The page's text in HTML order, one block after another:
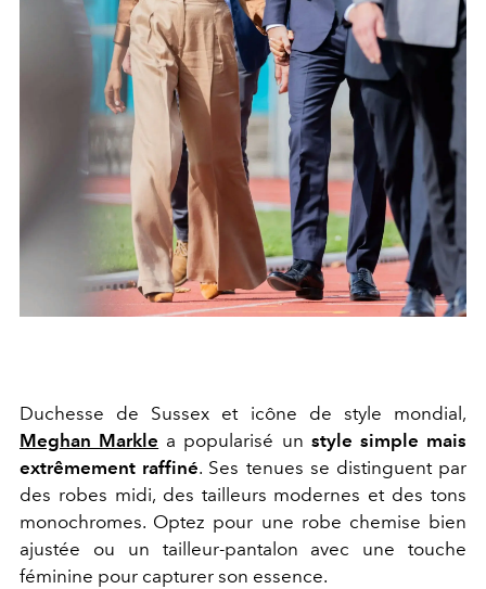
Duchesse de Sussex et icône de style mondial,
Meghan Markle a popularisé un style simple mais
extrêmement raffiné. Ses tenues se distinguent par
des robes midi, des tailleurs modernes et des tons
monochromes. Optez pour une robe chemise bien
ajustée ou un tailleur-pantalon avec une touche
féminine pour capturer son essence.